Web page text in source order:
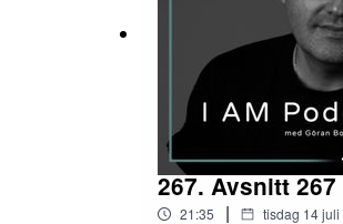
267. Avsnitt
21:35 | tisdag 14 juli